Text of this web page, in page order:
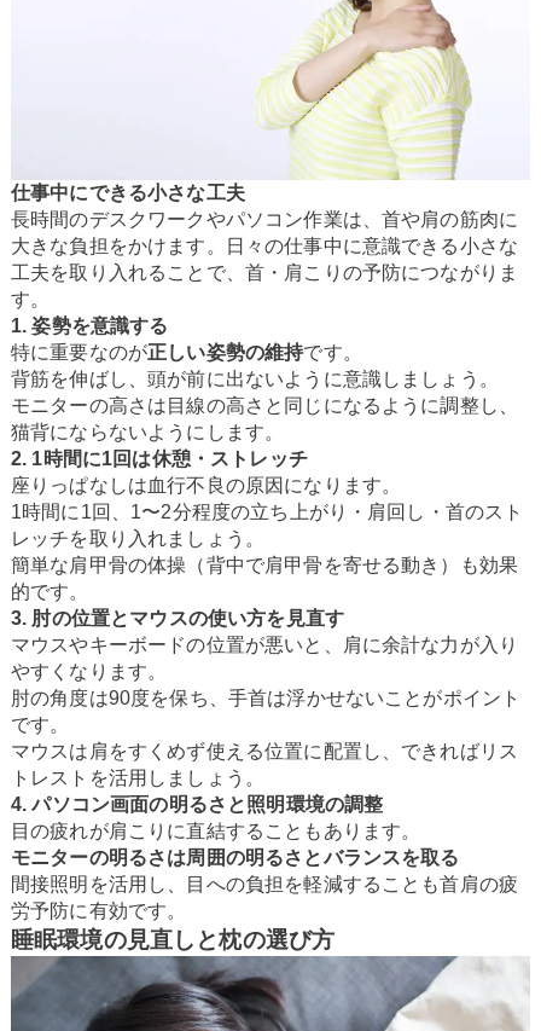
仕事中にできる小さな工夫
長時間のデスクワークやパソコン作業は、首や肩の筋肉に
大きな負担をかけます。日々の仕事中に意識できる小さな
工夫を取り入れることで、首・肩こりの予防につながりま
す。
1. 姿勢を意識する
特に重要なのが正しい姿勢の維持です。
背筋を伸ばし、頭が前に出ないように意識しましょう。
モニターの高さは目線の高さと同じになるように調整し、
猫背にならないようにします。
2. 1時間に1回は休憩・ストレッチ
座りっぱなしは血行不良の原因になります。
1時間に1回、1〜2分程度の立ち上がり・肩回し・首のスト
レッチを取り入れましょう。
簡単な肩甲骨の体操（背中で肩甲骨を寄せる動き）も効果
的です。
3. 肘の位置とマウスの使い方を見直す
マウスやキーボードの位置が悪いと、肩に余計な力が入り
やすくなります。
肘の角度は90度を保ち、手首は浮かせないことがポイント
です。
マウスは肩をすくめず使える位置に配置し、できればリス
トレストを活用しましょう。
4. パソコン画面の明るさと照明環境の調整
目の疲れが肩こりに直結することもあります。
モニターの明るさは周囲の明るさとバランスを取る
間接照明を活用し、目への負担を軽減することも首肩の疲
労予防に有効です。
睡眠環境の見直しと枕の選び方